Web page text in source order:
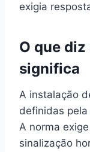
exigia
O que
significa
A instalação
definidas pela
A norma
sinalização